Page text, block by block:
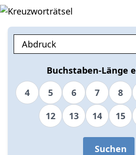
Buchstaben-Länge
4
5 6 7 8
12
13 14 15
Suchen